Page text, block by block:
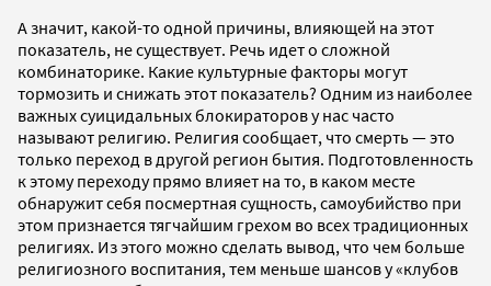
А значит, какой-то одной причины, влияющей на этот
показатель, не существует. Речь идет о сложной
комбинаторике. Какие культурные факторы могут
тормозить и снижать этот показатель? Одним из наиболее
важных суицидальных блокираторов у нас часто
называют религию. Религия сообщает, что смерть — это
только переход в другой регион бытия. Подготовленность
к этому переходу прямо влияет на то, в каком месте
обнаружит себя посмертная сущность, самоубийство при
этом признается тягчайшим грехом во всех традиционных
религиях. Из этого можно сделать вывод, что чем больше
религиозного воспитания, тем меньше шансов у «клубов